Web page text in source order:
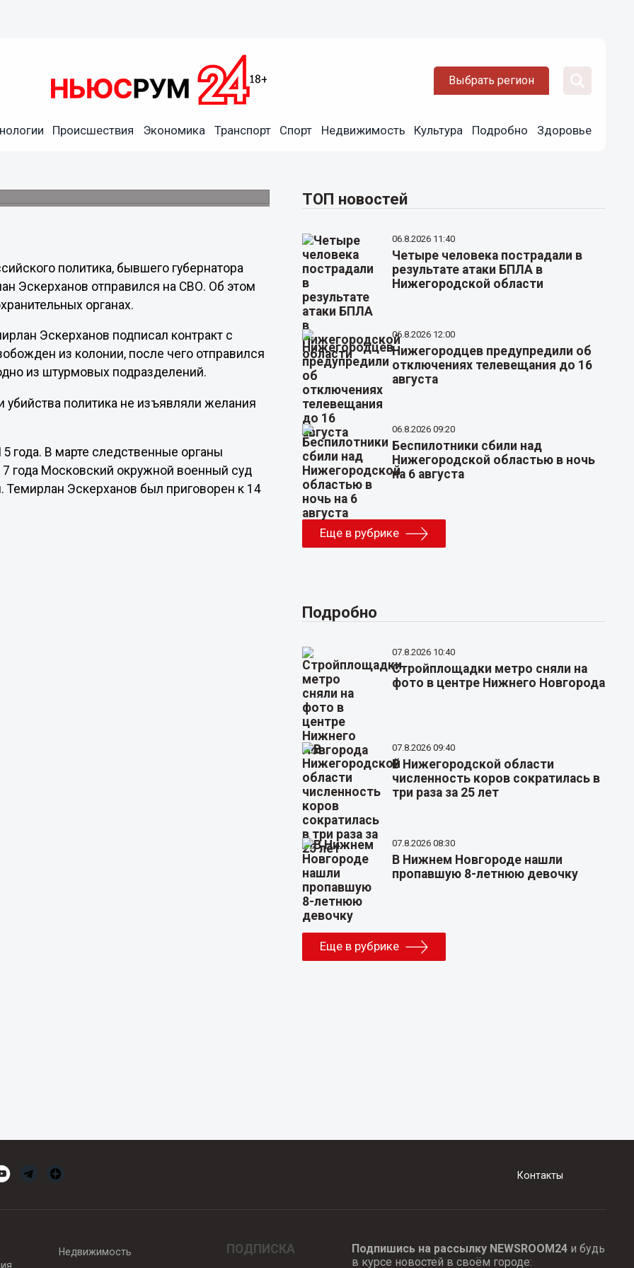
Выбрать регион
Происшествия Экономика Транспорт Спорт Недвижимость Культура Подробно Здоровье
Немцова отправился на
политика, бывшего губернатора
Эскерханов отправился на СВО. Об этом
органах.
Эскерханов подписал контракт с
из колонии, после чего отправился
из штурмовых подразделений.
убийства политика не изъявляли желания
года. В марте следственные органы
года Московский окружной военный суд
Эскерханов был приговорен к 14
ТОП новостей
06.8.2026 11:40
Четыре человека пострадали в
результате атаки БПЛА в
Нижегородской области
06.8.2026 12:00
Нижегородцев предупредили об
отключениях телевещания до 16
августа
06.8.2026 09:20
Беспилотники сбили над
Нижегородской областью в ночь
на 6 августа
Еще в рубрике
Подробно
07.8.2026 10:40
Стройплощадки метро сняли на
фото в центре Нижнего Новгорода
07.8.2026 09:40
В Нижегородской области
численность коров сократилась в
три раза за 25 лет
07.8.2026 08:30
В Нижнем Новгороде нашли
пропавшую 8-летнюю девочку
Еще в рубрике
Контакты
Недвижимость ПОДПИСКА Подпишись на рассылку NEWSROOM24и будь
в курсе новостей в своём городе: